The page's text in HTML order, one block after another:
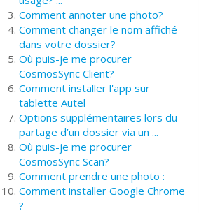
Comment annoter une photo?
Comment changer le nom affiché
dans votre dossier?
Où puis-je me procurer
CosmosSync Client?
Comment installer l'app sur
tablette Autel
Options supplémentaires lors du
partage d’un dossier via un ...
Où puis-je me procurer
CosmosSync Scan?
Comment prendre une photo :
Comment installer Google Chrome
?